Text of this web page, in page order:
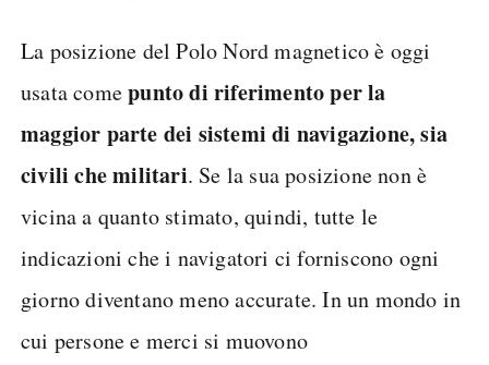
La posizione del Polo Nord magnetico è oggi
usata comepunto di riferimento per la
maggior parte dei sistemi di navigazione, sia
civili che militari. Se la sua posizione non è
vicina a quanto stimato, quindi, tutte le
indicazioni che i navigatori ci forniscono ogni
giorno diventano meno accurate. In un mondo in
cui persone e merci si muovono